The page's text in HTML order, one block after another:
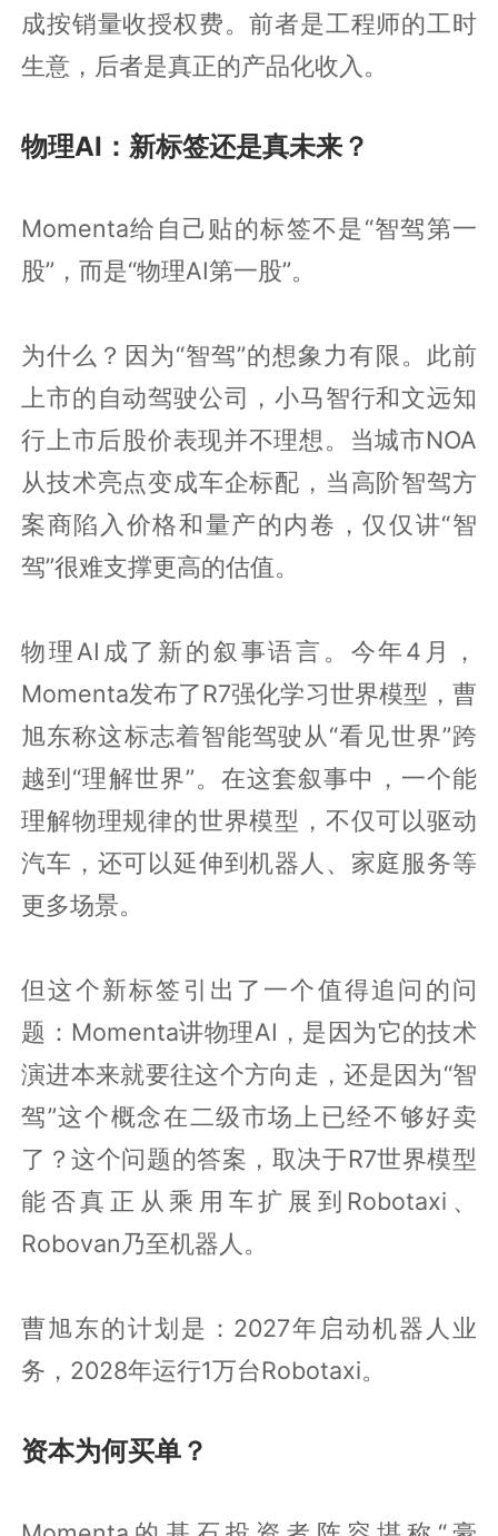
成按销量收授权费。前者是工程师的工时
生意，后者是真正的产品化收入。
物理AI：新标签还是真未来？
Momenta给自己贴的标签不是“智驾第一
股”，而是“物理AI第一股”。
为什么？因为“智驾”的想象力有限。此前
上市的自动驾驶公司，小马智行和文远知
行上市后股价表现并不理想。当城市NOA
从技术亮点变成车企标配，当高阶智驾方
案商陷入价格和量产的内卷，仅仅讲“智
驾”很难支撑更高的估值。
物理AI成了新的叙事语言。今年4月，
Momenta发布了R7强化学习世界模型，曹
旭东称这标志着智能驾驶从“看见世界”跨
越到“理解世界”。在这套叙事中，一个能
理解物理规律的世界模型，不仅可以驱动
汽车，还可以延伸到机器人、家庭服务等
更多场景。
但这个新标签引出了一个值得追问的问
题：Momenta讲物理AI，是因为它的技术
演进本来就要往这个方向走，还是因为“智
驾”这个概念在二级市场上已经不够好卖
了？这个问题的答案，取决于R7世界模型
能否真正从乘用车扩展到Robotaxi、
Robovan乃至机器人。
曹旭东的计划是：2027年启动机器人业
务，2028年运行1万台Robotaxi。
资本为何买单？